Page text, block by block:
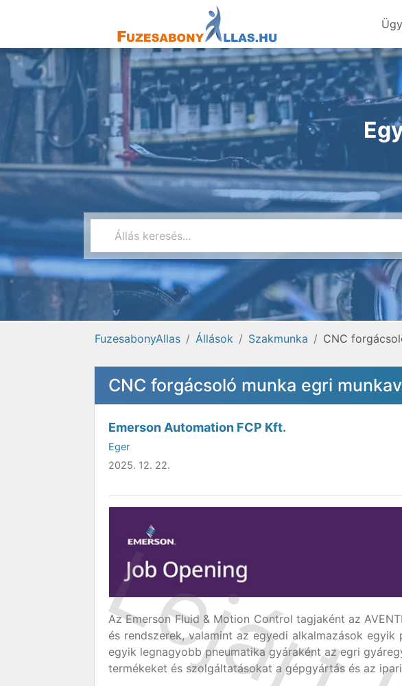
FuzesabonyAllas Állások Szakmunka CNC
CNC forgácsoló munka egri
Emerson Automation FCP Kft.
Eger
2025. 12. 22.
Az Emerson Fluid & Motion Control tagjaként az
és rendszerek, valamint az egyedi alkalmazások egyik
egyik legnagyobb pneumatika gyáraként az egri
termékeket és szolgáltatásokat a gépgyártás és az